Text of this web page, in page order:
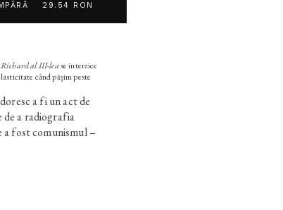
29.54 RON
Richard al III-lea se interzice
când păşim peste
a fi un act de
de a radiografia
a fost comunismul –
numai
să ne